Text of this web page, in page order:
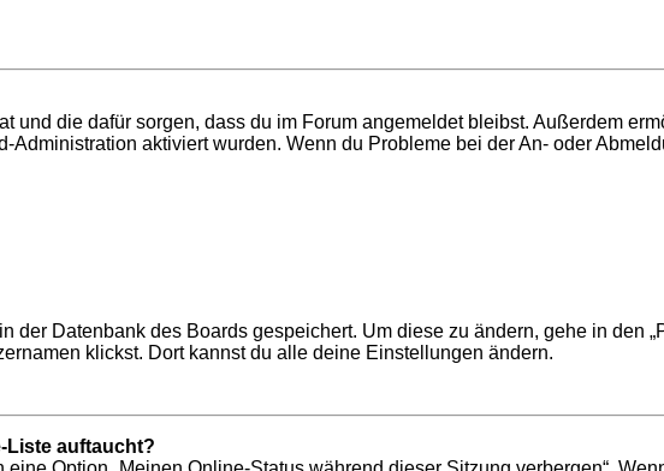
und die dafür sorgen, dass du im Forum angemeldet bleibst. Außerdem
Administration aktiviert wurden. Wenn du Probleme bei der An- oder
Datenbank des Boards gespeichert. Um diese zu ändern, gehe in den
klickst. Dort kannst du alle deine Einstellungen ändern.
Liste auftaucht?